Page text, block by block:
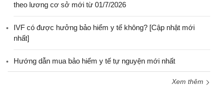
theo lương cơ sở mới từ 01/7/2026
IVF có được hưởng bảo hiểm y tế không? [Cập nhật mới
nhất]
Hướng dẫn mua bảo hiểm y tế tự nguyện mới nhất
Xem thêm